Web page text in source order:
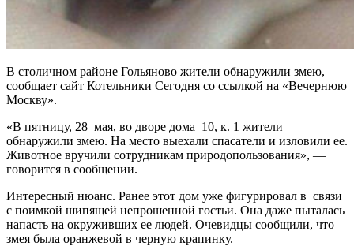
В столичном районе Гольяново жители обнаружили змею,
сообщает сайт Котельники Сегодня со ссылкой на «Вечернюю
Москву».
«В пятницу, 28 мая, во дворе дома 10, к. 1 жители
обнаружили змею. На место выехали спасатели и изловили ее.
Животное вручили сотрудникам природопользования», —
говорится в сообщении.
Интересный нюанс. Ранее этот дом уже фигурировал в связи
с поимкой шипящей непрошенной гостьи. Она даже пыталась
напасть на окруживших ее людей. Очевидцы сообщили, что
змея была оранжевой в черную крапинку.